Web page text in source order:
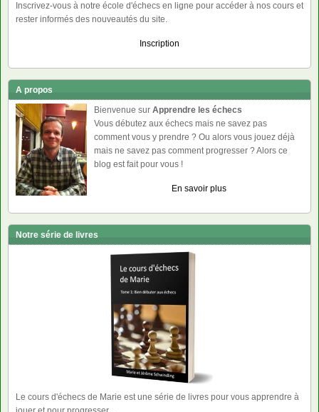
Inscrivez-vous à notre école d'échecs en ligne pour accéder à nos cours et
rester informés des nouveautés du site.
Inscription
A propos
Bienvenue sur Apprendre les échecs
Vous débutez aux échecs mais ne savez pas
comment vous y prendre ? Ou alors vous jouez déjà
mais ne savez pas comment progresser ? Alors ce
blog est fait pour vous !
En savoir plus
Notre série de livres
Le cours d'échecs de Marie est une série de livres pour vous apprendre à